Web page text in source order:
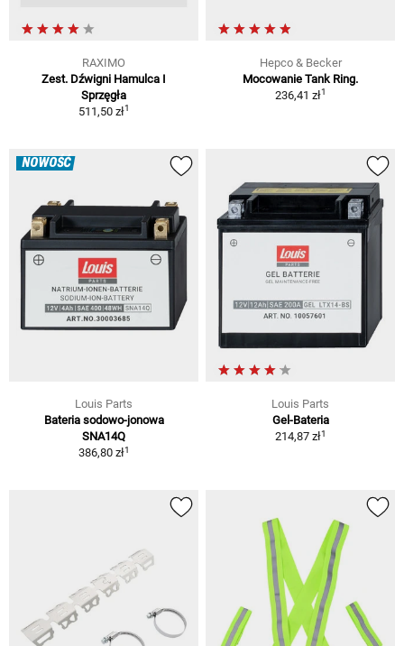
RAXIMO
Zest. Dźwigni Hamulca I
Sprzęgła
511,50 zł1
Hepco & Becker
Mocowanie Tank Ring.
236,41 zł1
NOWOŚĆ
Louis Parts
Bateria sodowo-jonowa
SNA14Q
386,80 zł1
Louis Parts
Gel-Bateria
214,87 zł1